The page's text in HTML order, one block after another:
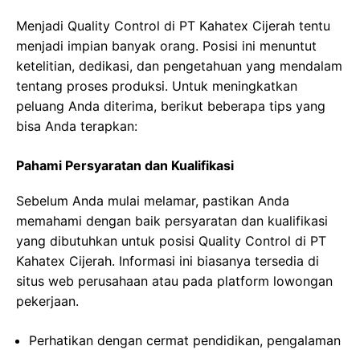
Menjadi Quality Control di PT Kahatex Cijerah tentu
menjadi impian banyak orang. Posisi ini menuntut
ketelitian, dedikasi, dan pengetahuan yang mendalam
tentang proses produksi. Untuk meningkatkan
peluang Anda diterima, berikut beberapa tips yang
bisa Anda terapkan:
Pahami Persyaratan dan Kualifikasi
Sebelum Anda mulai melamar, pastikan Anda
memahami dengan baik persyaratan dan kualifikasi
yang dibutuhkan untuk posisi Quality Control di PT
Kahatex Cijerah. Informasi ini biasanya tersedia di
situs web perusahaan atau pada platform lowongan
pekerjaan.
Perhatikan dengan cermat pendidikan, pengalaman